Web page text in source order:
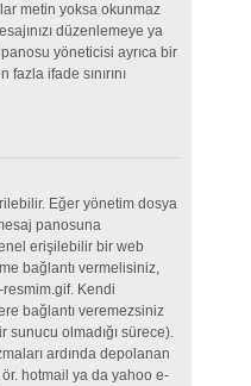
metin yoksa okunmaz
düzenlemeye ya
yöneticisi ayrıca bir
ifade sınırını
Eğer yönetim dosya
panosuna
erişilebilir bir web
bağlantı vermelisiniz,
Kendi
bağlantı veremezsiniz
sunucu olmadığı sürece).
ardında depolanan
hotmail ya da yahoo e-